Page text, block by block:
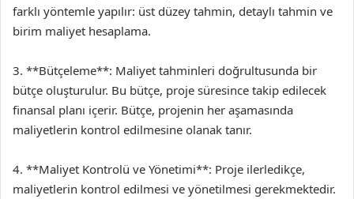
farklı yöntemle yapılır: üst düzey tahmin, detaylı tahmin ve
birim maliyet hesaplama.
3. **Bütçeleme**: Maliyet tahminleri doğrultusunda bir
bütçe oluşturulur. Bu bütçe, proje süresince takip edilecek
finansal planı içerir. Bütçe, projenin her aşamasında
maliyetlerin kontrol edilmesine olanak tanır.
4. **Maliyet Kontrolü ve Yönetimi**: Proje ilerledikçe,
maliyetlerin kontrol edilmesi ve yönetilmesi gerekmektedir.